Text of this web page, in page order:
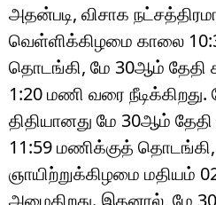
அதன்படி, விசாக
வெள்ளிக்கிழமை காலை
தொடங்கி, மே 30ஆம் தேதி
1:20 மணி வரை
திதியானது மே 30ஆம்
11:59 மணிக்குத்
ஞாயிற்றுக்கிழமை மதியம்
அமைகிறது. இதனால், மே